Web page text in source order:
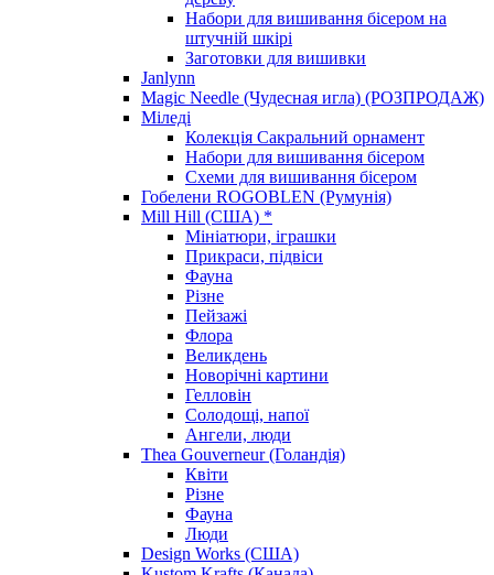
Набори для вишивання бісером на
штучній шкірі
Заготовки для вишивки
Janlynn
Magic Needle (Чудесная игла) (РОЗПРОДАЖ)
Міледі
Колекція Сакральний орнамент
Набори для вишивання бісером
Схеми для вишивання бісером
Гобелени ROGOBLEN (Румунія)
Mill Hill (США) *
Мініатюри, іграшки
Прикраси, підвіси
Фауна
Різне
Пейзажі
Флора
Великдень
Новорічні картини
Гелловін
Солодощі, напої
Ангели, люди
Thea Gouverneur (Голандія)
Квіти
Різне
Фауна
Люди
Design Works (США)